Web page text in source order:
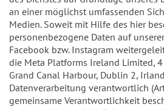
an einer möglichst umfassenden
Medien. Soweit mit Hilfe des hier
personenbezogene Daten auf
Facebook bzw. Instagram
die Meta Platforms Ireland Limited, 4
Grand Canal Harbour, Dublin 2,
Datenverarbeitung verantwortlich
gemeinsame Verantwortlichkeit